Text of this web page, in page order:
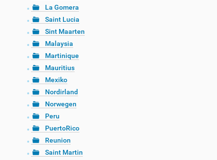
La Gomera
Saint Lucia
Sint Maarten
Malaysia
Martinique
Mauritius
Mexiko
Nordirland
Norwegen
Peru
PuertoRico
Reunion
Saint Martin